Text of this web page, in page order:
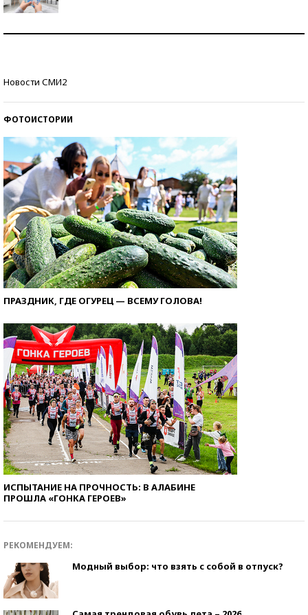
Новости СМИ2
ФОТОИСТОРИИ
ПРАЗДНИК, ГДЕ ОГУРЕЦ — ВСЕМУ ГОЛОВА!
ИСПЫТАНИЕ НА ПРОЧНОСТЬ: В АЛАБИНЕ
ПРОШЛА «ГОНКА ГЕРОЕВ»
РЕКОМЕНДУЕМ:
Модный выбор: что взять с собой в отпуск?